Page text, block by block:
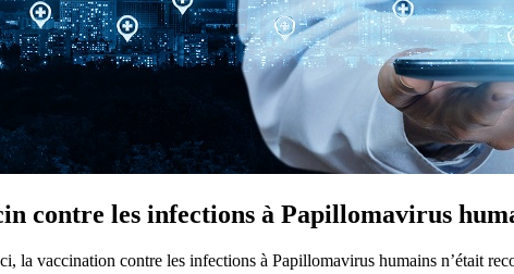
contre les infections à Papillomavirus
la vaccination contre les infections à Papillomavirus humains n’était